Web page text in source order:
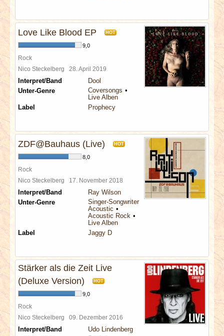
Love Like Blood EP HOT
9,0
Rock
Nico Steckelberg 28. April 2019
Interpret/Band
Dool
Unter-Genre
Coversongs
Live Alben
Label
Prophecy
ZDF@Bauhaus (Live) HOT
8,0
Rock
Nico Steckelberg 17. November 2018
Interpret/Band
Ray Wilson
Unter-Genre
Singer-Songwriter
Acoustic
Acoustic Rock
Live Alben
Label
Jaggy D
Stärker als die Zeit Live
(Deluxe Version)
HOT
9,0
Rock
Nico Steckelberg 09. Dezember 2016
Interpret/Band
Udo Lindenberg